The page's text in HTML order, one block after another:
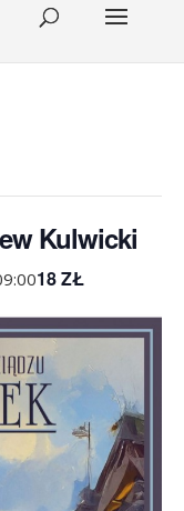
Kulwicki
18 ZŁ